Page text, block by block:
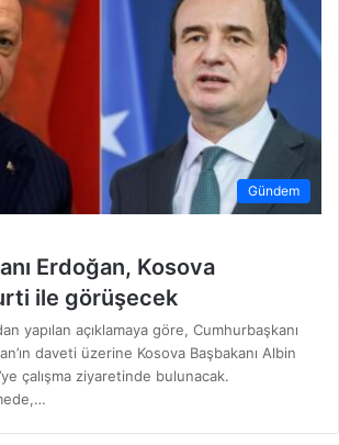
Gündem
Erdoğan, Kosova
ile görüşecek
yapılan açıklamaya göre, Cumhurbaşkanı
daveti üzerine Kosova Başbakanı Albin
çalışma ziyaretinde bulunacak.